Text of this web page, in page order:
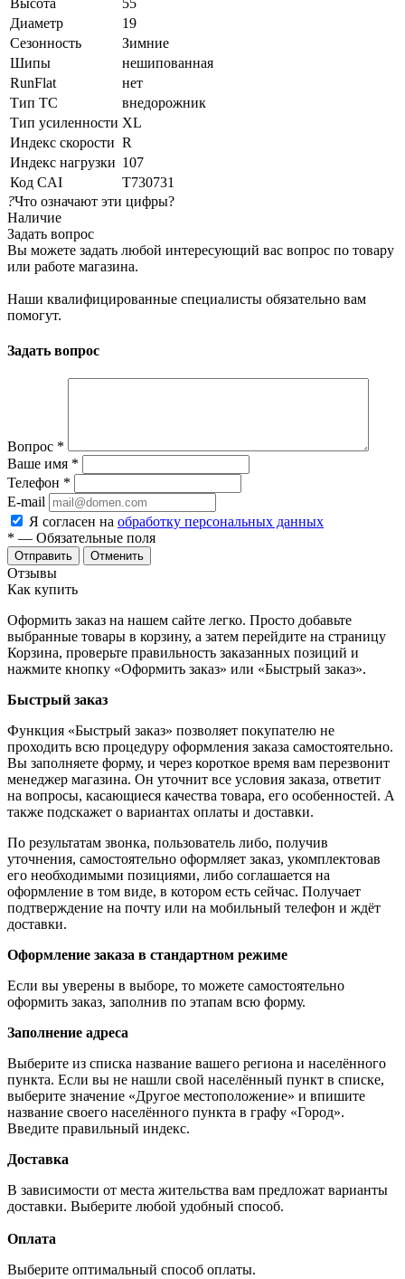
Диаметр
19
Сезонность
Зимние
Шипы
нешипованная
RunFlat
нет
Тип ТС
внедорожник
Тип усиленности XL
Индекс скорости R
Индекс нагрузки 107
Код CAI
T730731
?Что означают эти цифры?
Наличие
Задать вопрос
Вы можете задать любой интересующий вас вопрос по товару
или работе магазина.
Наши квалифицированные специалисты обязательно вам
помогут.
Задать вопрос
Вопрос *
Ваше имя *
Телефон *
E-mail
Я согласен на обработку персональных данных
* — Обязательные поля
Отменить
Отзывы
Как купить
Оформить заказ на нашем сайте легко. Просто добавьте
выбранные товары в корзину, а затем перейдите на страницу
Корзина, проверьте правильность заказанных позиций и
нажмите кнопку «Оформить заказ» или «Быстрый заказ».
Быстрый заказ
Функция «Быстрый заказ» позволяет покупателю не
проходить всю процедуру оформления заказа самостоятельно.
Вы заполняете форму, и через короткое время вам перезвонит
менеджер магазина. Он уточнит все условия заказа, ответит
на вопросы, касающиеся качества товара, его особенностей. А
также подскажет о вариантах оплаты и доставки.
По результатам звонка, пользователь либо, получив
уточнения, самостоятельно оформляет заказ, укомплектовав
его необходимыми позициями, либо соглашается на
оформление в том виде, в котором есть сейчас. Получает
подтверждение на почту или на мобильный телефон и ждёт
доставки.
Оформление заказа в стандартном режиме
Если вы уверены в выборе, то можете самостоятельно
оформить заказ, заполнив по этапам всю форму.
Заполнение адреса
Выберите из списка название вашего региона и населённого
пункта. Если вы не нашли свой населённый пункт в списке,
выберите значение «Другое местоположение» и впишите
название своего населённого пункта в графу «Город».
Введите правильный индекс.
Доставка
В зависимости от места жительства вам предложат варианты
доставки. Выберите любой удобный способ.
Оплата
Выберите оптимальный способ оплаты.